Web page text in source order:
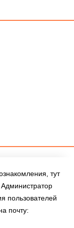
тут
пользователей
почту: